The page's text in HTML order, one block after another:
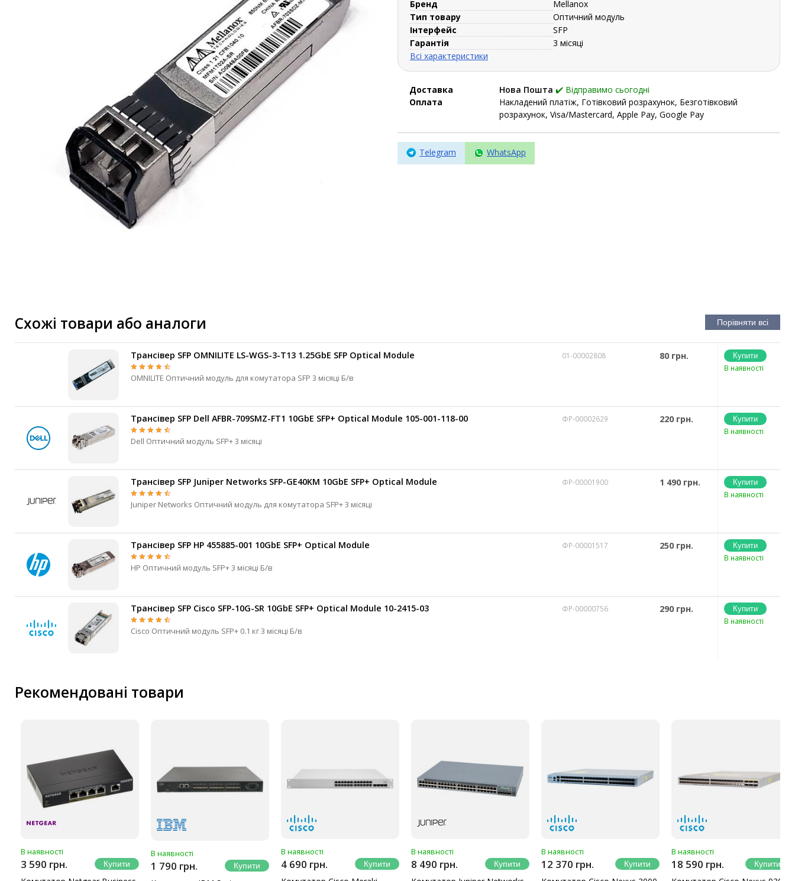
Контролери RAID
Кулери та системи охолодження
Кошики та салазки для жорстких дисків
Рейки та кріплення
Фильтри та стабілізатори
Акумулятори
Зовнішні блоки живлення
Периферійні пристрої
Клавіатури, миші, комплекти
Автономне живлення
Інвертори напруги
Акумулятори для ДБЖ
Бренд
Mellanox
Тип товару
Оптичний модуль
Інтерфейс
SFP
Гарантія
3 місяці
Всі характеристики
Доставка Нова Пошта ✔️ Відправимо сьогодні
Оплата
Накладений платіж, Готівковий розрахунок, Безготівковий
розрахунок, Visa/Mastercard, Apple Pay, Google Pay
Telegram WhatsApp
Схожі товари або аналоги
Трансівер SFP OMNILITE LS-WGS-3-T13 1.25GbE SFP Optical Module
OMNILITE Оптичний модуль для комутатора SFP 3 місяці Б/в
01-00002808 80 грн.
В наявності
Трансівер SFP Dell AFBR-709SMZ-FT1 10GbE SFP+ Optical Module 105-001-118-00
Dell Оптичний модуль SFP+ 3 місяці
ФР-00002629 220 грн.
В наявності
Трансівер SFP Juniper Networks SFP-GE40KM 10GbE SFP+ Optical Module
Juniper Networks Оптичний модуль для комутатора SFP+ 3 місяці
ФР-00001900 1 490 грн.
В наявності
Трансівер SFP HP 455885-001 10GbE SFP+ Optical Module
HP Оптичний модуль SFP+ 3 місяці Б/в
ФР-00001517 250 грн.
В наявності
Трансівер SFP Cisco SFP-10G-SR 10GbE SFP+ Optical Module 10-2415-03
Cisco Оптичний модуль SFP+ 0.1 кг 3 місяці Б/в
ФР-00000756 290 грн.
В наявності
Рекомендовані товари
В наявності
3 590 грн.
В наявності
1 790 грн.
В наявності
4 690 грн.
В наявності
8 490 грн.
В наявності
12 370 грн.
В наявності
18 590 грн.